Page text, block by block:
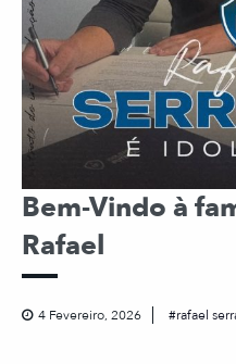
Bem-Vindo à
Rafael
4 Fevereiro, 2026 rafael